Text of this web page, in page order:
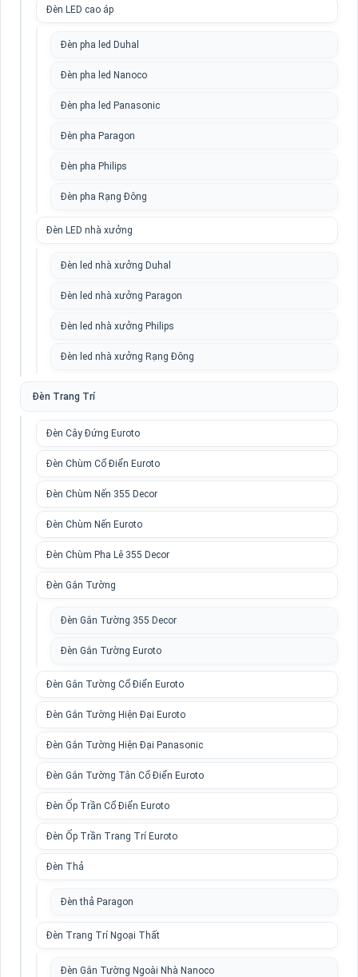
Đèn LED cao áp
Đèn pha led Duhal
Đèn pha led Nanoco
Đèn pha led Panasonic
Đèn pha Paragon
Đèn pha Philips
Đèn pha Rạng Đông
Đèn LED nhà xưởng
Đèn led nhà xưởng Duhal
Đèn led nhà xưởng Paragon
Đèn led nhà xưởng Philips
Đèn led nhà xưởng Rạng Đông
Đèn Trang Trí
Đèn Cây Đứng Euroto
Đèn Chùm Cổ Điển Euroto
Đèn Chùm Nến 355 Decor
Đèn Chùm Nến Euroto
Đèn Chùm Pha Lê 355 Decor
Đèn Gắn Tường
Đèn Gắn Tường 355 Decor
Đèn Gắn Tường Euroto
Đèn Gắn Tường Cổ Điển Euroto
Đèn Gắn Tường Hiện Đại Euroto
Đèn Gắn Tường Hiện Đại Panasonic
Đèn Gắn Tường Tân Cổ Điển Euroto
Đèn Ốp Trần Cổ Điển Euroto
Đèn Ốp Trần Trang Trí Euroto
Đèn Thả
Đèn thả Paragon
Đèn Trang Trí Ngoại Thất
Đèn Gắn Tường Ngoài Nhà Nanoco